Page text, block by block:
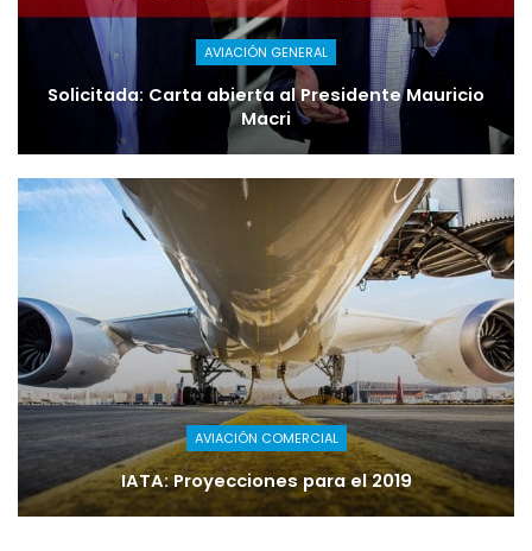
AVIACIÓN GENERAL
Solicitada: Carta abierta al Presidente Mauricio
Macri
AVIACIÓN COMERCIAL
IATA: Proyecciones para el 2019